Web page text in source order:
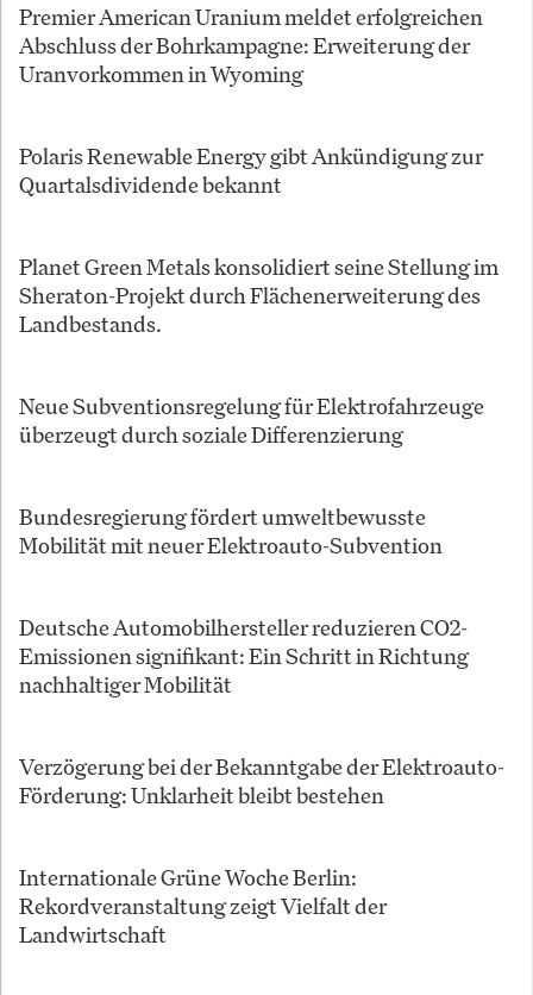
Premier American Uranium meldet erfolgreichen
Abschluss der Bohrkampagne: Erweiterung der
Uranvorkommen in Wyoming
Polaris Renewable Energy gibt Ankündigung zur
Quartalsdividende bekannt
Planet Green Metals konsolidiert seine Stellung im
Sheraton-Projekt durch Flächenerweiterung des
Landbestands.
Neue Subventionsregelung für Elektrofahrzeuge
überzeugt durch soziale Differenzierung
Bundesregierung fördert umweltbewusste
Mobilität mit neuer Elektroauto-Subvention
Deutsche Automobilhersteller reduzieren CO2-
Emissionen signifikant: Ein Schritt in Richtung
nachhaltiger Mobilität
Verzögerung bei der Bekanntgabe der Elektroauto-
Förderung: Unklarheit bleibt bestehen
Internationale Grüne Woche Berlin:
Rekordveranstaltung zeigt Vielfalt der
Landwirtschaft